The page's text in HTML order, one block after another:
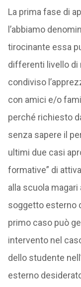
La prima fase di
l’abbiamo
tirocinante essa
differenti livello di
condiviso
con amici e/o
perché richiesto
senza sapere il
ultimi due casi
formative” di
alla scuola
soggetto esterno
primo caso può
intervento nel
dello studente
esterno